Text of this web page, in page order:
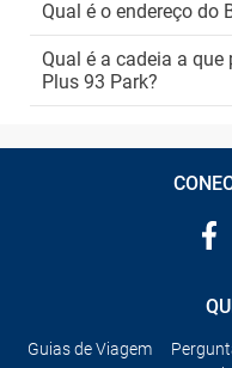
Qual é o endereço do
Qual é a cadeia a que
Plus 93 Park?
Guias de Viagem